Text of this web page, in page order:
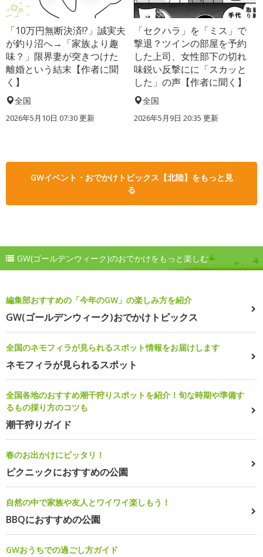
「10万円無断決済!?」誠実夫
が釣り沼へ→「家族より趣
味？」限界妻が突きつけた
離婚という結末【作者に聞
く】
全国
2026年5月10日 07:30 更新
「セクハラ」を「ミス」で
撃退？ツインの部屋を予約
した上司、女性部下の切れ
味鋭い反撃にに「スカッと
した」の声【作者に聞く】
全国
2026年5月9日 20:35 更新
GWイベント・おでかけトピックス【北陸】をもっと見
る
GW(ゴールデンウィーク)のおでかけをもっと楽しむ
編集部おすすめの「今年のGW」の楽しみ方を紹介
GW(ゴールデンウィーク)おでかけトピックス
全国のネモフィラが見られるスポット情報をお届けします
ネモフィラが見られるスポット
全国各地のおすすめ潮干狩りスポットを紹介！旬な時期や準備す
るもの採り方のコツも
潮干狩りガイド
春のお出かけにピッタリ！
ピクニックにおすすめの公園
自然の中で家族や友人とワイワイ楽しもう！
BBQにおすすめの公園
GWおうちでの過ごし方ガイド